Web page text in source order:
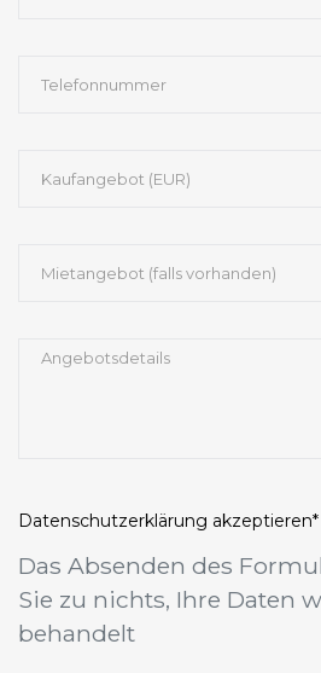
Datenschutzerklärung akzeptieren*
Das Absenden des
Sie zu nichts, Ihre Daten
behandelt